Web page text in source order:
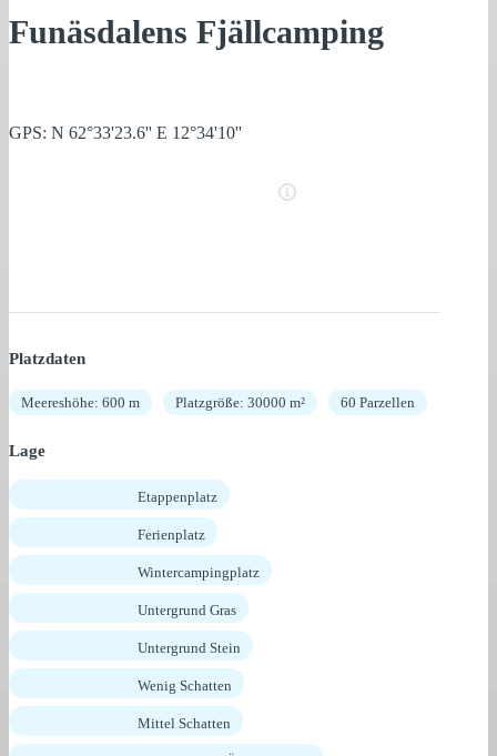
Funäsdalens Fjällcamping
GPS: N 62°33'23.6'' E 12°34'10''
Platzdaten
Meereshöhe: 600 m Platzgröße: 30000 m² 60 Parzellen
Lage
Etappenplatz
Ferienplatz
Wintercampingplatz
Untergrund Gras
Untergrund Stein
Wenig Schatten
Mittel Schatten